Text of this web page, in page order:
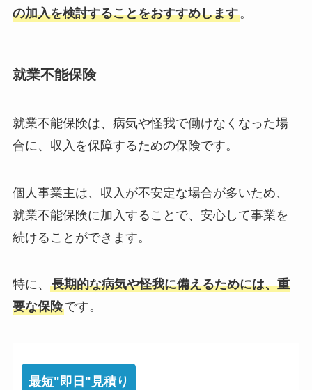
の加入を検討することをおすすめします。
就業不能保険
就業不能保険は、病気や怪我で働けなくなった場
合に、収入を保障するための保険です。
個人事業主は、収入が不安定な場合が多いため、
就業不能保険に加入することで、安心して事業を
続けることができます。
特に、 長期的な病気や怪我に備えるためには、重
要な保険です。
最短"即日"見積り